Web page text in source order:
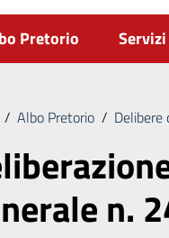
Pretorio Servizi
/ Albo Pretorio /
n.